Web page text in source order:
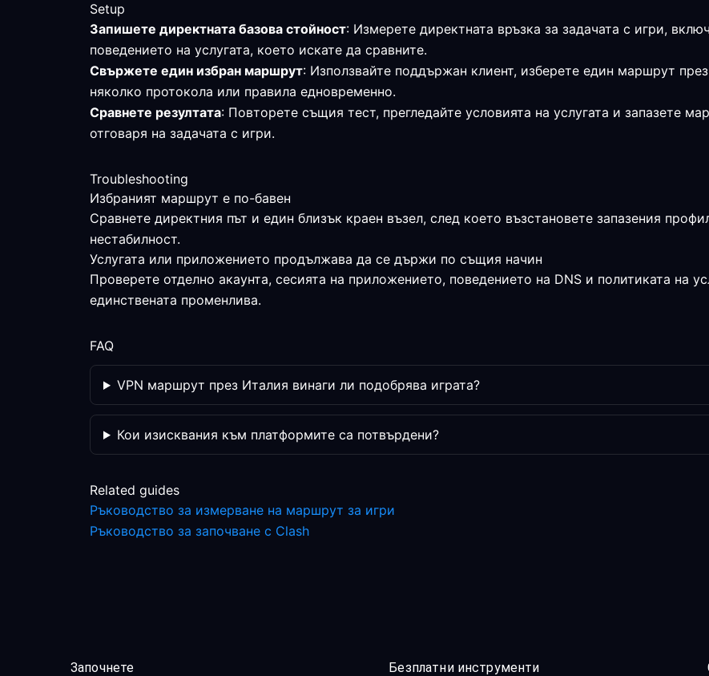
Setup
Запишете директната базова стойност: Измерете директната връзка за задачата с игри,
поведението на услугата, което искате да сравните.
Свържете един избран маршрут: Използвайте поддържан клиент, изберете един маршрут
няколко протокола или правила едновременно.
Сравнете резултата: Повторете същия тест, прегледайте условията на услугата и запазете
отговаря на задачата с игри.
Troubleshooting
Избраният маршрут е по-бавен
Сравнете директния път и един близък краен възел, след което възстановете запазения
нестабилност.
Услугата или приложението продължава да се държи по същия начин
Проверете отделно акаунта, сесията на приложението, поведението на DNS и политиката на
единствената променлива.
FAQ
VPN маршрут през Италия винаги ли подобрява играта?
Кои изисквания към платформите са потвърдени?
Related guides
Ръководство за измерване на маршрут за игри
Ръководство за започване с Clash
Започнете Безплатни инструменти